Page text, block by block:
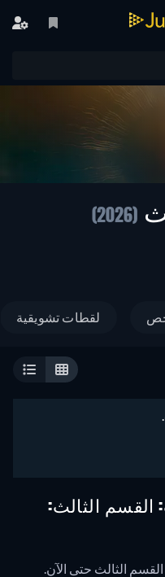
(2026)
لقطات تشويقية
القسم الثالث:
الثالث حتى الآن.